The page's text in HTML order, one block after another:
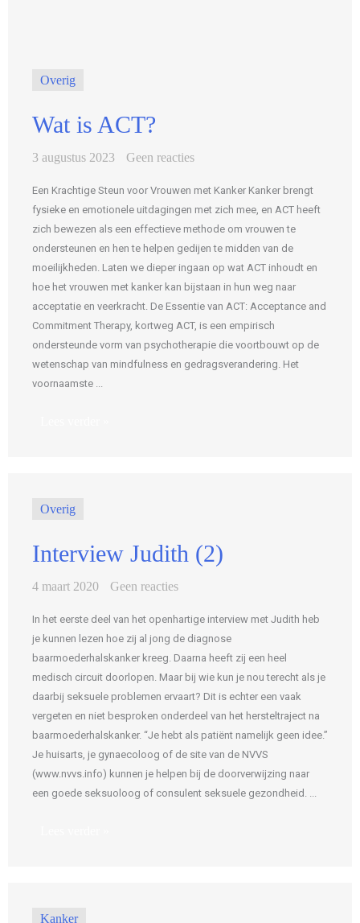
Overig
Wat is ACT?
3 augustus 2023 Geen reacties
Een Krachtige Steun voor Vrouwen met Kanker Kanker brengt
fysieke en emotionele uitdagingen met zich mee, en ACT heeft
zich bewezen als een effectieve methode om vrouwen te
ondersteunen en hen te helpen gedijen te midden van de
moeilijkheden. Laten we dieper ingaan op wat ACT inhoudt en
hoe het vrouwen met kanker kan bijstaan in hun weg naar
acceptatie en veerkracht. De Essentie van ACT: Acceptance and
Commitment Therapy, kortweg ACT, is een empirisch
ondersteunde vorm van psychotherapie die voortbouwt op de
wetenschap van mindfulness en gedragsverandering. Het
voornaamste ...
Overig
Interview Judith (2)
4 maart 2020 Geen reacties
In het eerste deel van het openhartige interview met Judith heb
je kunnen lezen hoe zij al jong de diagnose
baarmoederhalskanker kreeg. Daarna heeft zij een heel
medisch circuit doorlopen. Maar bij wie kun je nou terecht als je
daarbij seksuele problemen ervaart? Dit is echter een vaak
vergeten en niet besproken onderdeel van het hersteltraject na
baarmoederhalskanker. “Je hebt als patiënt namelijk geen idee.”
Je huisarts, je gynaecoloog of de site van de NVVS
(www.nvvs.info) kunnen je helpen bij de doorverwijzing naar
een goede seksuoloog of consulent seksuele gezondheid. ...
Kanker